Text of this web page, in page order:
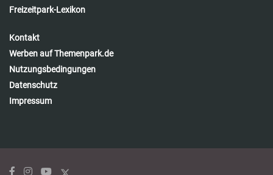
Freizeitpark-Lexikon
Kontakt
Werben auf Themenpark.de
Nutzungsbedingungen
Datenschutz
Impressum